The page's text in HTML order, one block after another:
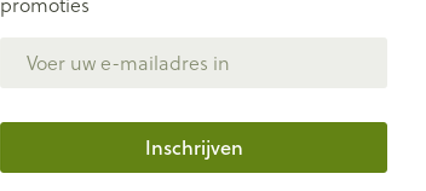
Inschrijven